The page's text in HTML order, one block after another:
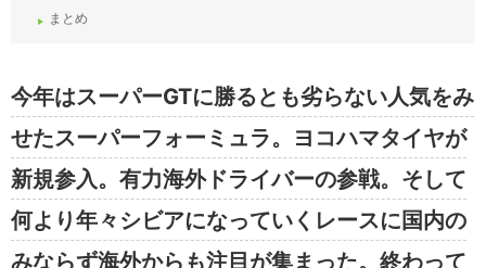
まとめ
今年はスーパーGTに勝るとも劣らない人気をみ
せたスーパーフォーミュラ。ヨコハマタイヤが
新規参入。有力海外ドライバーの参戦。そして
何より年々シビアになっていくレースに国内の
みならず海外からも注目が集まった。終わって